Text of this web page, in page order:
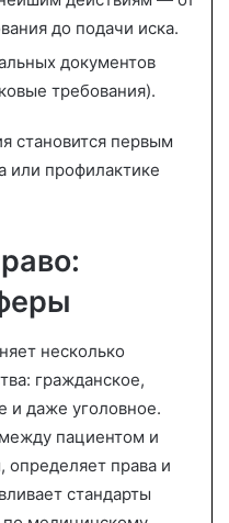
до подачи иска.
документов
требования).
становится первым
или профилактике
несколько
гражданское,
и даже уголовное.
пациентом и
права и
стандарты